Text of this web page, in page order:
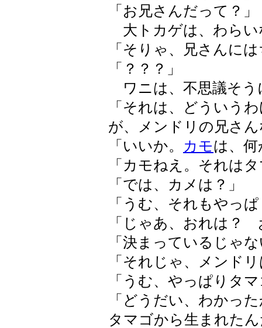
「お兄さんだって？」
大トカゲは、わらい
「そりゃ、兄さんに
「？？？」
ワニは、不思議そう
「それは、どういう
が、メンドリの兄さ
「いいか。
カモは、
「カモねえ。それは
「では、カメは？」
「うむ、それもやっ
「じゃあ、おれは？
「決まっているじゃ
「それじゃ、メンド
「うむ、やっぱりタ
「どうだい、わかっ
タマゴから生まれた